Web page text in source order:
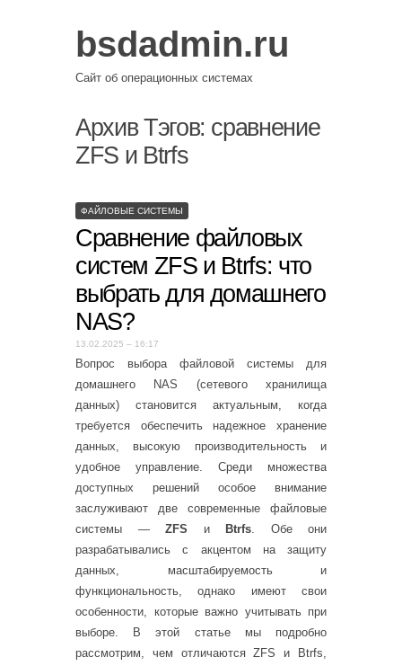
bsdadmin.ru
Сайт об операционных системах
Архив Тэгов: сравнение
ZFS и Btrfs
ФАЙЛОВЫЕ СИСТЕМЫ
Сравнение файловых
систем ZFS и Btrfs: что
выбрать для домашнего
NAS?
13.02.2025 – 16:17
Вопрос выбора файловой системы для
домашнего NAS (сетевого хранилища
данных) становится актуальным, когда
требуется обеспечить надежное хранение
данных, высокую производительность и
удобное управление. Среди множества
доступных решений особое внимание
заслуживают две современные файловые
системы — ZFS и Btrfs. Обе они
разрабатывались с акцентом на защиту
данных, масштабируемость и
функциональность, однако имеют свои
особенности, которые важно учитывать при
выборе. В этой статье мы подробно
рассмотрим, чем отличаются ZFS и Btrfs,